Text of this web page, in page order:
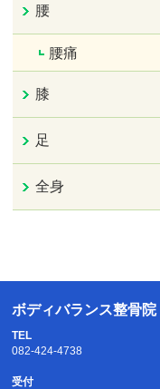
腰
腰痛
膝
足
全身
ボディバランス整骨院
TEL
082-424-4738
受付